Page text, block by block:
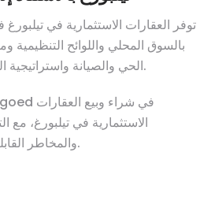
توفر العقارات الاستثمارية في
بالسوق المحلي واللوائح التنظيمية
الحي والصيانة واستراتيجية التأجير مدى نجاح الاستثمار.
الاستثمارية في تيلبورغ، مع
والمخاطر القابلة للإدارة والنهج الاحترافي.